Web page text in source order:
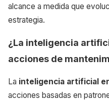
alcance a medida que
estrategia.
¿La inteligencia
acciones de
La inteligencia artificial
acciones basadas en